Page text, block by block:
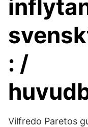
: /
Vilfredo Paretos